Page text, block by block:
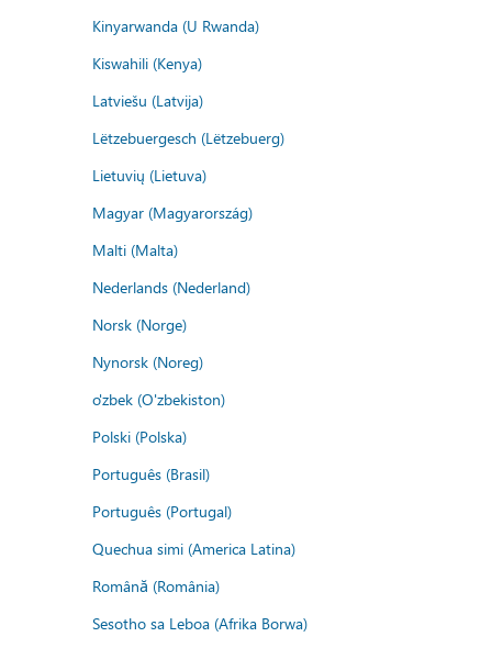
Kinyarwanda (U Rwanda)
Kiswahili (Kenya)
Latviešu (Latvija)
Lëtzebuergesch (Lëtzebuerg)
Lietuvių (Lietuva)
Magyar (Magyarország)
Malti (Malta)
Nederlands (Nederland)
Norsk (Norge)
Nynorsk (Noreg)
o'zbek (O'zbekiston)
Polski (Polska)
Português (Brasil)
Português (Portugal)
Quechua simi (America Latina)
Română (România)
Sesotho sa Leboa (Afrika Borwa)